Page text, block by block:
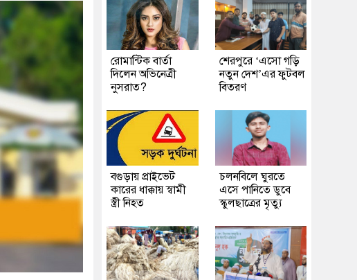
রোমান্টিক বার্তা
দিলেন অভিনেত্রী
নুসরাত?
শেরপুরে ‘এসো গড়ি
নতুন দেশ’এর ফুটবল
বিতরণ
বগুড়ায় প্রাইভেট
কারের ধাক্কায় স্বামী
স্ত্রী নিহত
চলনবিলে ঘুরতে
এসে পানিতে ডুবে
স্কুলছাত্রের মৃত্যু